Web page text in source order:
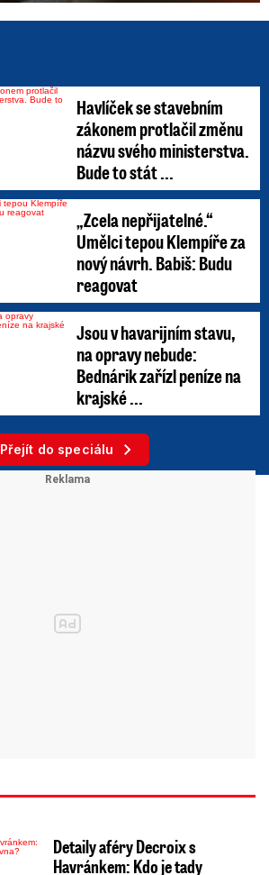
Havlíček se stavebním
zákonem protlačil změnu
názvu svého ministerstva.
Bude to stát ...
„Zcela nepřijatelné.“
Umělci tepou Klempíře za
nový návrh. Babiš: Budu
reagovat
Jsou v havarijním stavu,
na opravy nebude:
Bednárik zařízl peníze na
krajské ...
Přejít do speciálu
Detaily aféry Decroix s
Havránkem: Kdo je tady